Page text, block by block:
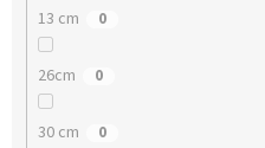
13 cm 0
26cm 0
30 cm 0